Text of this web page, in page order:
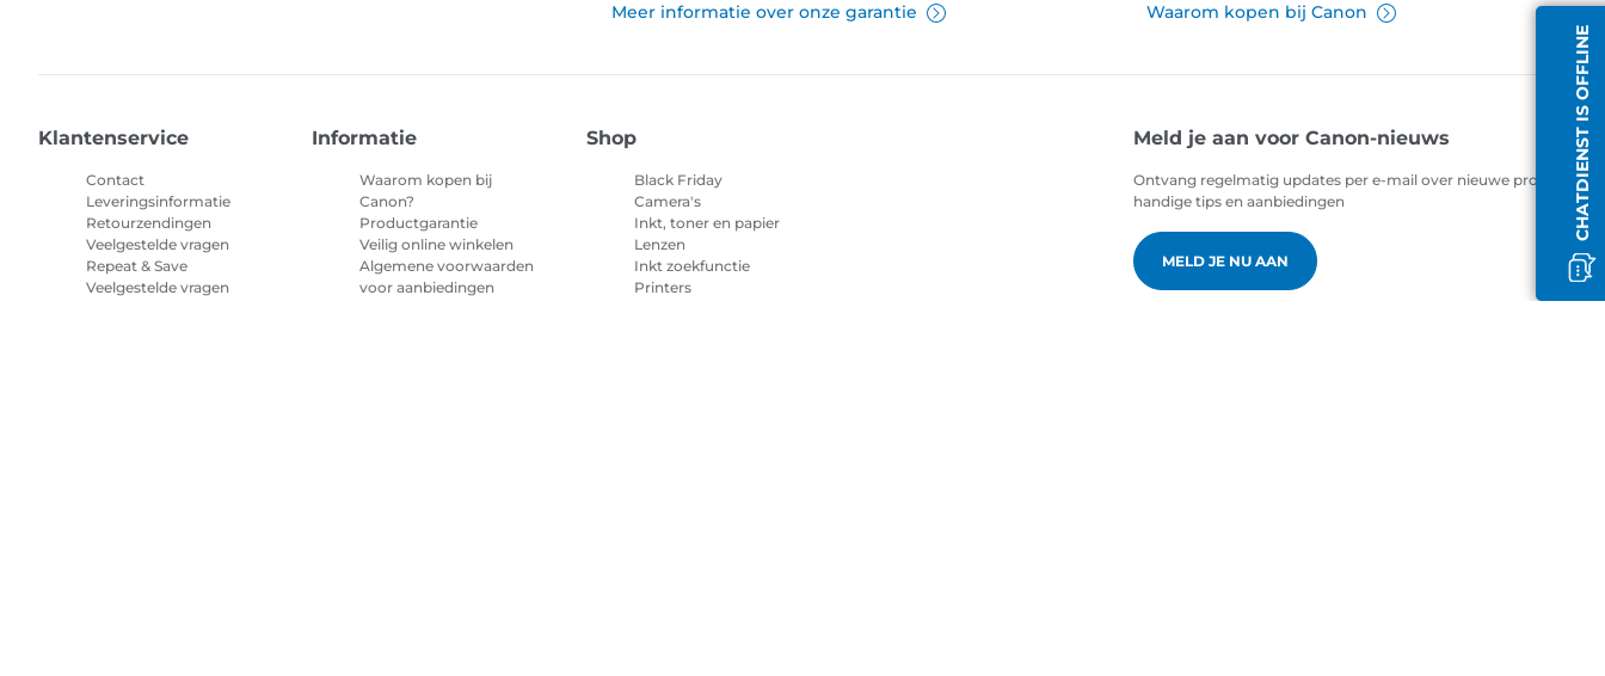
CHATDIENST IS OFFLINE
Meer informatie over onze garantie
Waarom kopen bij Canon
Klantenservice
Contact
Leveringsinformatie
Retourzendingen
Veelgestelde vragen
Repeat & Save
Veelgestelde vragen
Informatie
Waarom kopen bij
Canon?
Productgarantie
Veilig online winkelen
Algemene voorwaarden
voor aanbiedingen
Shop
Black Friday
Camera's
Inkt, toner en papier
Lenzen
Inkt zoekfunctie
Printers
Meld je aan voor Canon-nieuws
Ontvang regelmatig updates per e-mail over nieuwe producten,
handige tips en aanbiedingen
MELD JE NU AAN